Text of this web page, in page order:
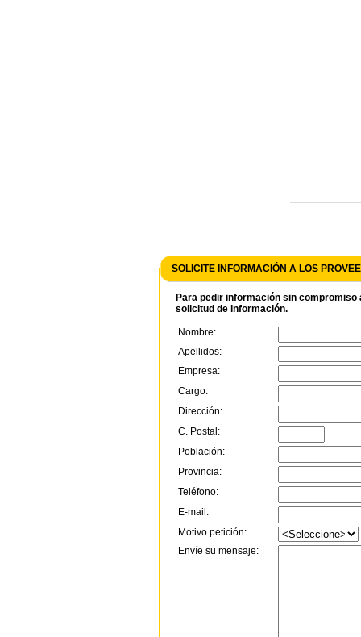
SOLICITE INFORMACIÓN A LOS
Para pedir información sin
solicitud de información.
Nombre:
Apellidos:
Empresa:
Cargo:
Dirección:
C. Postal:
Población:
Provincia:
Teléfono:
E-mail:
Motivo petición:
Envíe su mensaje: